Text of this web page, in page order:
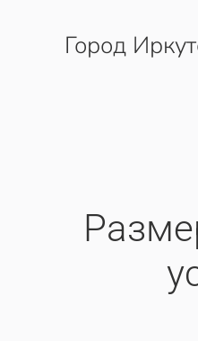
Перейти к
Город